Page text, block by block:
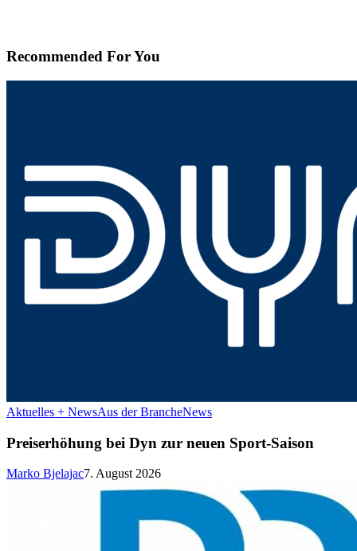
Recommended For You
Aktuelles + NewsAus der BrancheNews
Preiserhöhung bei Dyn zur neuen Sport-Saison
Marko Bjelajac7. August 2026